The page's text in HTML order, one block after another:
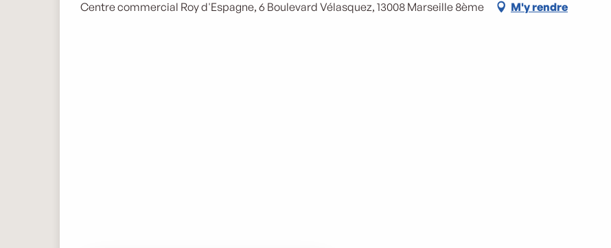
Centre commercial Roy d'Espagne, 6 Boulevard Vélasquez, 13008 Marseille 8ème M'y rendre